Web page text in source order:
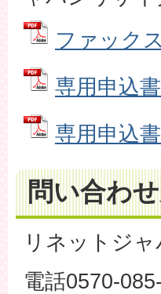
ファック
専用申込
専用申込
問い合わ
リネットジ
電話0570-